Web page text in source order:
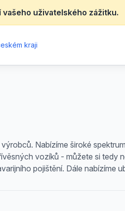
uživatelského zážitku.
kraji
Nabízíme široké
vozíků - můžete si
pojištění. Dále nabízíme